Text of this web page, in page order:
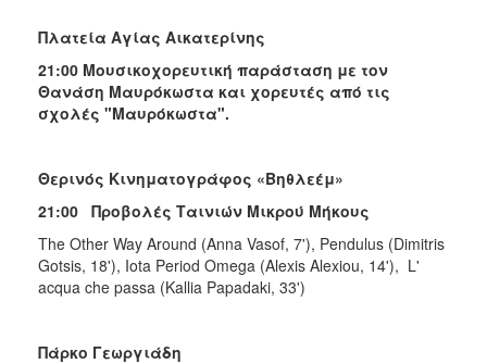
Πλατεία Αγίας Αικατερίνης
21:00 Μουσικοχορευτική παράσταση με τον
Θανάση Μαυρόκωστα και χορευτές από τις
σχολές "Μαυρόκωστα".
Θερινός Κινηματογράφος «Βηθλεέμ»
21:00 Προβολές Ταινιών Μικρού Μήκους
The Other Way Around (Anna Vasof, 7'), Pendulus (Dimitris
Gotsis, 18'), Iota Period Omega (Alexis Alexiou, 14'), L'
acqua che passa (Kallia Papadaki, 33')
Πάρκο Γεωργιάδη